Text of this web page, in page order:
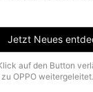
Jetzt Neues
auf den Button
OPPO weitergeleitet.